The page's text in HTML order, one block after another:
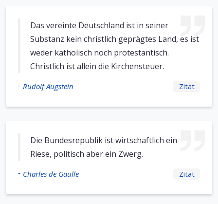
Das vereinte Deutschland ist in seiner
Substanz kein christlich geprägtes Land, es ist
weder katholisch noch protestantisch.
Christlich ist allein die Kirchensteuer.
- Rudolf Augstein Zitat
Die Bundesrepublik ist wirtschaftlich ein
Riese, politisch aber ein Zwerg.
- Charles de Gaulle Zitat